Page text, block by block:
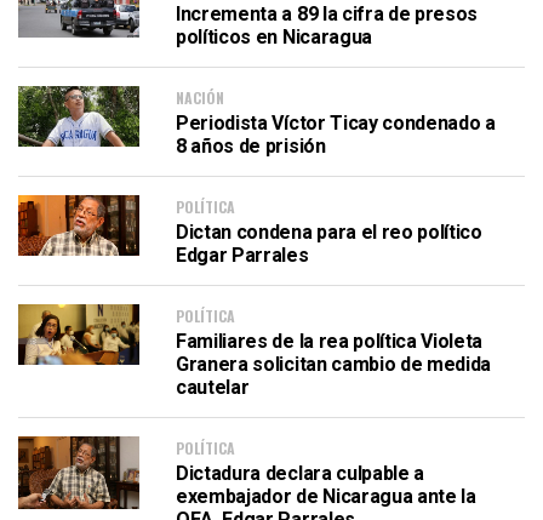
Incrementa a 89 la cifra de presos
políticos en Nicaragua
NACIÓN
Periodista Víctor Ticay condenado a
8 años de prisión
POLÍTICA
Dictan condena para el reo político
Edgar Parrales
POLÍTICA
Familiares de la rea política Violeta
Granera solicitan cambio de medida
cautelar
POLÍTICA
Dictadura declara culpable a
exembajador de Nicaragua ante la